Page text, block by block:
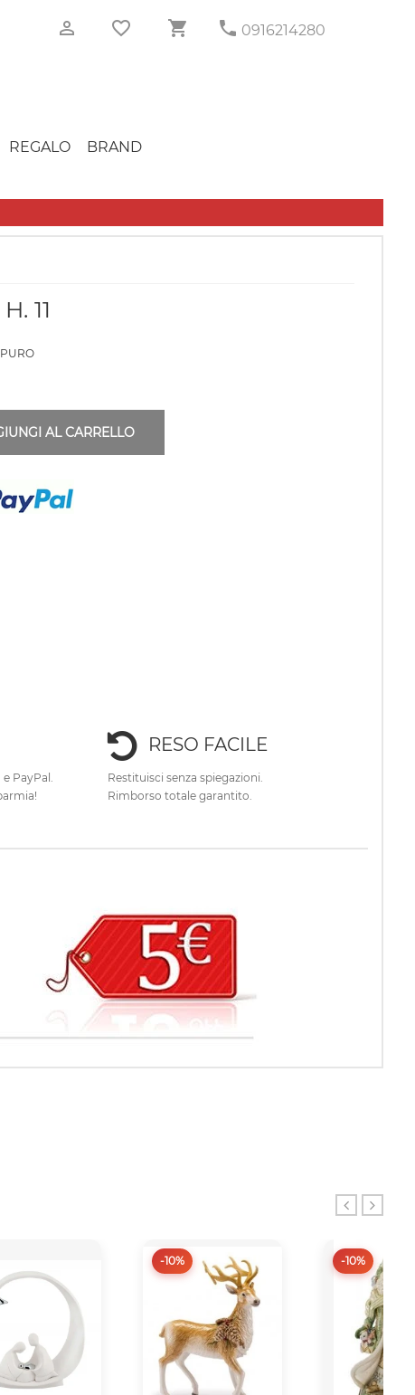
0916214280
REGALO BRAND
11
AL CARRELLO
PayPal.
RESO FACILE
Restituisci senza spiegazioni.
Rimborso totale garantito.
-10% -10%